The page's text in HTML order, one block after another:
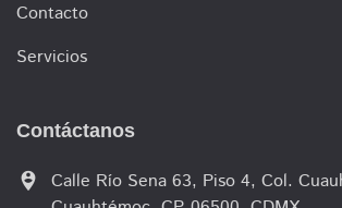
Contacto
Servicios
Contáctanos
person_pin_circle
Calle Río Sena 63, Piso 4, Col.